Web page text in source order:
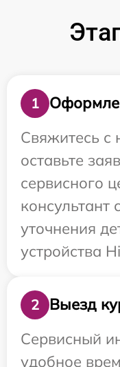
1
Свяжитесь с
оставьте
сервисного
консультант
уточнения
устройства
2
Выезд
Сервисный
удобное